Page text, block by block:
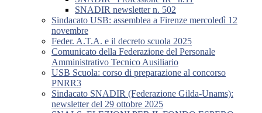
SNADIR newsletter n. 502
Sindacato USB: assemblea a Firenze mercoledì 12
novembre
Feder. A.T.A. e il decreto scuola 2025
Comunicato della Federazione del Personale
Amministrativo Tecnico Ausiliario
USB Scuola: corso di preparazione al concorso
PNRR3
Sindacato SNADIR (Federazione Gilda-Unams):
newsletter del 29 ottobre 2025